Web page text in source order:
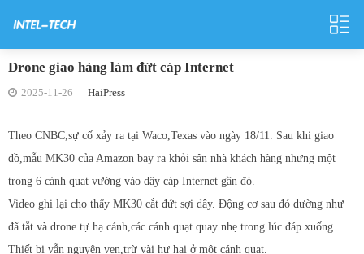
Drone giao hàng làm đứt cáp Internet
2025-11-26 HaiPress
Theo CNBC,sự cố xảy ra tại Waco,Texas vào ngày 18/11. Sau khi giao
đồ,mẫu MK30 của Amazon bay ra khỏi sân nhà khách hàng nhưng một
trong 6 cánh quạt vướng vào dây cáp Internet gần đó.
Video ghi lại cho thấy MK30 cắt đứt sợi dây. Động cơ sau đó dường như
đã tắt và drone tự hạ cánh,các cánh quạt quay nhẹ trong lúc đáp xuống.
Thiết bị vẫn nguyên vẹn,trừ vài hư hại ở một cánh quạt.